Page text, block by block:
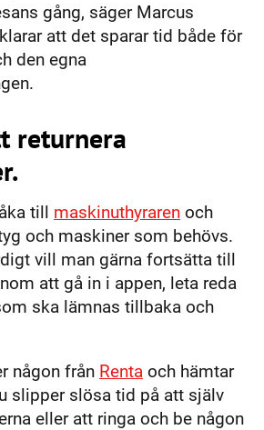
gång, säger Marcus
att det sparar tid både för
den egna
returnera
till maskinuthyraren och
och maskiner som behövs.
vill man gärna fortsätta till
att gå in i appen, leta reda
ska lämnas tillbaka och
någon från Renta och hämtar
slipper slösa tid på att själv
eller att ringa och be någon